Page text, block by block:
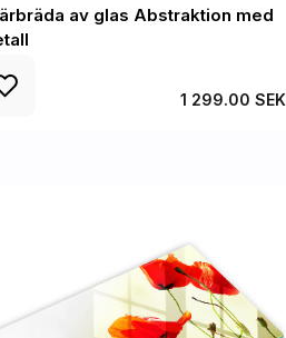
av glas Abstraktion med
1 299.00 SEK